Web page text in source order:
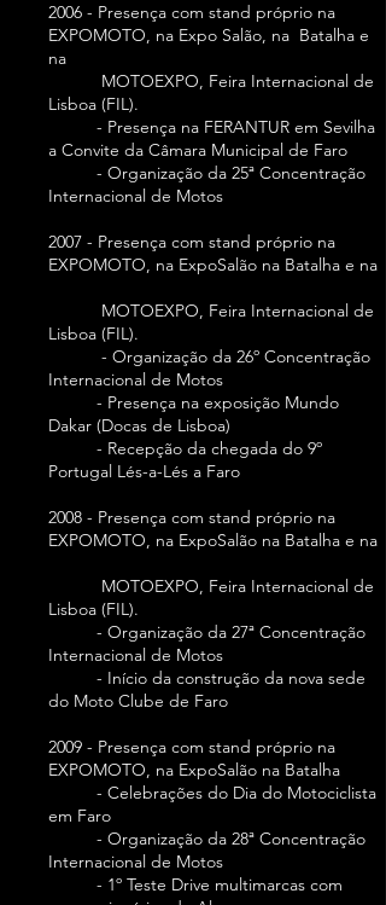
2006 - Presença com stand próprio na
EXPOMOTO, na Expo Salão, na Batalha e
na
MOTOEXPO, Feira Internacional de
Lisboa (FIL).
- Presença na FERANTUR em Sevilha
a Convite da Câmara Municipal de Faro
- Organização da 25ª Concentração
Internacional de Motos
2007 - Presença com stand próprio na
EXPOMOTO, na ExpoSalão na Batalha e na
MOTOEXPO, Feira Internacional de
Lisboa (FIL).
- Organização da 26º Concentração
Internacional de Motos
- Presença na exposição Mundo
Dakar (Docas de Lisboa)
- Recepção da chegada do 9º
Portugal Lés-a-Lés a Faro
2008 - Presença com stand próprio na
EXPOMOTO, na ExpoSalão na Batalha e na
MOTOEXPO, Feira Internacional de
Lisboa (FIL).
- Organização da 27ª Concentração
Internacional de Motos
- Início da construção da nova sede
do Moto Clube de Faro
2009 - Presença com stand próprio na
EXPOMOTO, na ExpoSalão na Batalha
- Celebrações do Dia do Motociclista
em Faro
- Organização da 28ª Concentração
Internacional de Motos
- 1º Teste Drive multimarcas com